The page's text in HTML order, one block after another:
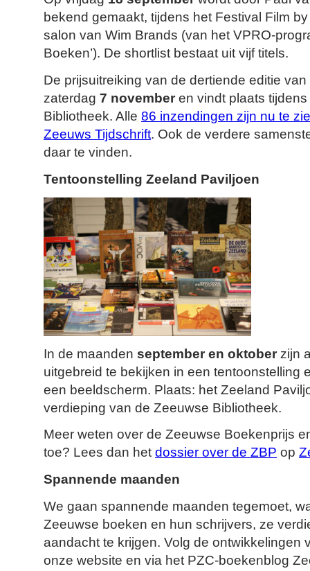
bekend gemaakt, tijdens het Festival Film
salon van Wim Brands (van het VPRO-
Boeken’). De shortlist bestaat uit vijf titels.
De prijsuitreiking van de dertiende editie
zaterdag 7 november en vindt plaats
Bibliotheek. Alle 86 inzendingen zijn nu te
Zeeuws Tijdschrift. Ook de verdere
daar te vinden.
Tentoonstelling Zeeland Paviljoen
In de maanden september en oktober zijn
uitgebreid te bekijken in een tentoonstelling
een beeldscherm. Plaats: het Zeeland
verdieping van de Zeeuwse Bibliotheek.
Meer weten over de Zeeuwse Boekenprijs
toe? Lees dan het dossier over de ZBP op
Spannende maanden
We gaan spannende maanden tegemoet,
Zeeuwse boeken en hun schrijvers, ze
aandacht te krijgen. Volg de ontwikkelingen
onze website en via het PZC-boekenblog